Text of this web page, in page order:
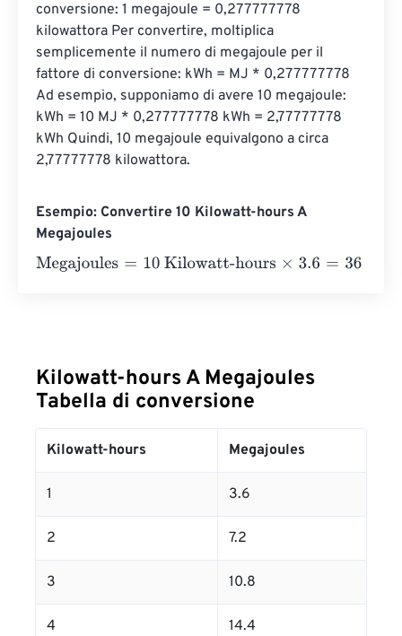
conversione: 1 megajoule = 0,277777778
kilowattora Per convertire, moltiplica
semplicemente il numero di megajoule per il
fattore di conversione: kWh = MJ * 0,277777778
Ad esempio, supponiamo di avere 10 megajoule:
kWh = 10 MJ * 0,277777778 kWh = 2,77777778
kWh Quindi, 10 megajoule equivalgono a circa
2,77777778 kilowattora.
Esempio: Convertire 10 Kilowatt-hours A
Megajoules
Megajoules= 10 Kilowatt-hours×3.6=36 Megajoules
Kilowatt-hours A Megajoules
Tabella di conversione
Kilowatt-hours Megajoules
1 3.6
2 7.2
3 10.8
4 14.4